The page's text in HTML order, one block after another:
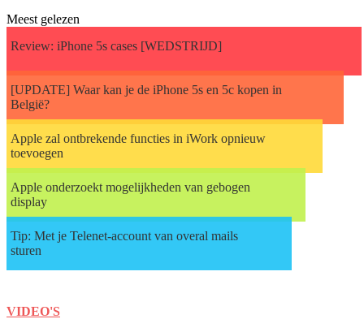
Meest gelezen
Review: iPhone 5s cases [WEDSTRIJD]
[UPDATE] Waar kan je de iPhone 5s en 5c kopen in
België?
Apple zal ontbrekende functies in iWork opnieuw
toevoegen
Apple onderzoekt mogelijkheden van gebogen
display
Tip: Met je Telenet-account van overal mails
sturen
VIDEO'S